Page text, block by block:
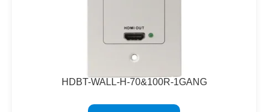
HDBT-WALL-H-70&100R-1GANG